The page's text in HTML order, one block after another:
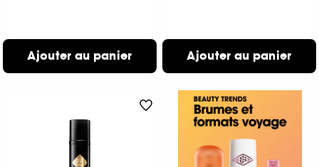
Ajouter au panier Ajouter au panier